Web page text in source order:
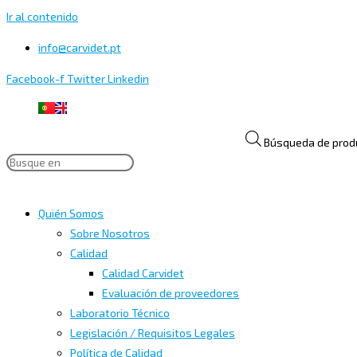
Ir al contenido
info@carvidet.pt
Facebook-fTwitterLinkedin
Búsqueda de
Quién Somos
Sobre Nosotros
Calidad
Calidad Carvidet
Evaluación de proveedores
Laboratorio Técnico
Legislación / Requisitos Legales
Política de Calidad